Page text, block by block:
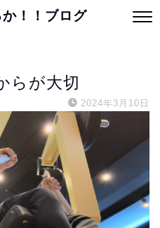
！！ブログ
らが大切
2024年3月10日